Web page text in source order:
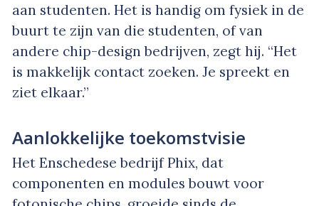
aan studenten. Het is handig om fysiek in de
buurt te zijn van die studenten, of van
andere chip-design bedrijven, zegt hij. “Het
is makkelijk contact zoeken. Je spreekt en
ziet elkaar.”
Aanlokkelijke toekomstvisie
Het Enschedese bedrijf Phix, dat
componenten en modules bouwt voor